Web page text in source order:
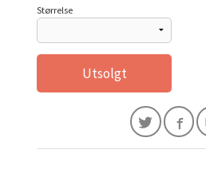
Størrelse
Utsolgt